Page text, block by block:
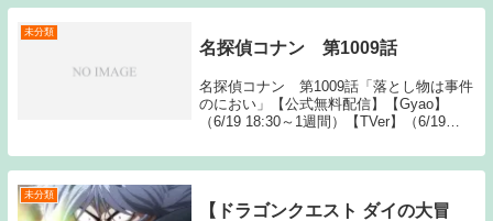
未分類
名探偵コナン 第1009話
名探偵コナン 第1009話「落とし物は事件
のにおい」【公式無料配信】【Gyao】
（6/19 18:30～1週間）【TVer】（6/19
NEXT】 【Hulu】【Amazonプライム】
【バンダイ】...
未分類
【ドラゴンクエスト ダイの大冒